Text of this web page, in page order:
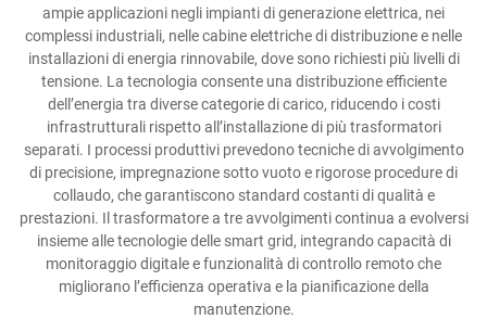
ampie applicazioni negli impianti di generazione elettrica, nei
complessi industriali, nelle cabine elettriche di distribuzione e nelle
installazioni di energia rinnovabile, dove sono richiesti più livelli di
tensione. La tecnologia consente una distribuzione efficiente
dell’energia tra diverse categorie di carico, riducendo i costi
infrastrutturali rispetto all’installazione di più trasformatori
separati. I processi produttivi prevedono tecniche di avvolgimento
di precisione, impregnazione sotto vuoto e rigorose procedure di
collaudo, che garantiscono standard costanti di qualità e
prestazioni. Il trasformatore a tre avvolgimenti continua a evolversi
insieme alle tecnologie delle smart grid, integrando capacità di
monitoraggio digitale e funzionalità di controllo remoto che
migliorano l’efficienza operativa e la pianificazione della
manutenzione.